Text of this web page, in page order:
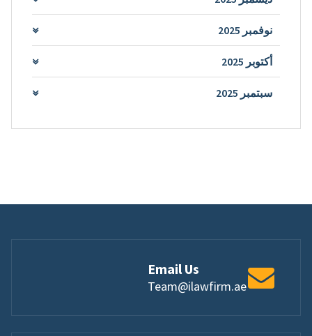
نوفمبر 2025
أكتوبر 2025
سبتمبر 2025
Email Us
Team@ilawfirm.ae